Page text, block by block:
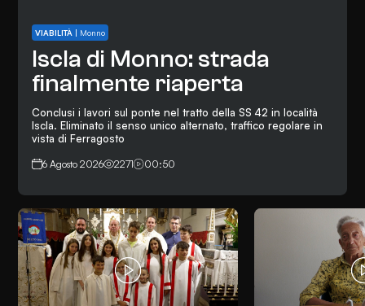
VIABILITÀ | Monno
Iscla di Monno: strada
finalmente riaperta
Conclusi i lavori sul ponte nel tratto della SS 42 in località
Iscla. Eliminato il senso unico alternato, traffico regolare in
vista di Ferragosto
6 Agosto 2026 2271 00:50